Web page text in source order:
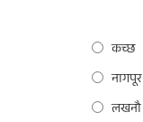
कच्छ
नागपूर
लखनौ